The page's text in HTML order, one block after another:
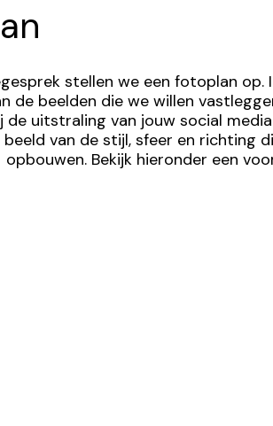
stellen we een fotoplan op.
de beelden die we willen
de uitstraling van jouw social
beeld van de stijl, sfeer en richting
opbouwen. Bekijk hieronder een